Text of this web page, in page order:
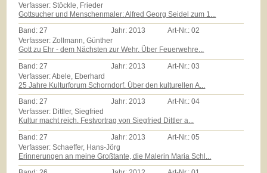
Verfasser: Stöckle, Frieder
Gottsucher und Menschenmaler: Alfred Georg Seidel zum 1...
Band:27 Jahr:2013 Art-Nr.:02
Verfasser: Zollmann, Günther
Gott zu Ehr - dem Nächsten zur Wehr. Über Feuerwehre...
Band: 27 Jahr: 2013 Art-Nr.:03
Verfasser: Abele, Eberhard
25 Jahre Kulturforum Schorndorf. Über den kulturellen A...
Band:27 Jahr:2013 Art-Nr.:04
Verfasser: Dittler, Siegfried
Kultur macht reich. Festvortrag von Siegfried Dittler a...
Band: 27 Jahr: 2013 Art-Nr.:05
Verfasser: Schaeffer, Hans-Jörg
Erinnerungen an meine Großtante, die Malerin Maria Schl...